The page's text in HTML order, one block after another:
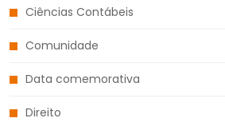
Ciências Contábeis
Comunidade
Data comemorativa
Direito